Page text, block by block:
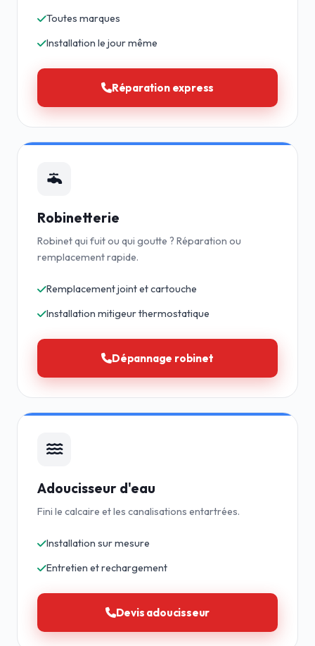
Toutes marques
Installation le jour même
Réparation express
Robinetterie
Robinet qui fuit ou qui goutte ? Réparation ou
remplacement rapide.
Remplacement joint et cartouche
Installation mitigeur thermostatique
Dépannage robinet
Adoucisseur d'eau
Fini le calcaire et les canalisations entartrées.
Installation sur mesure
Entretien et rechargement
Devis adoucisseur